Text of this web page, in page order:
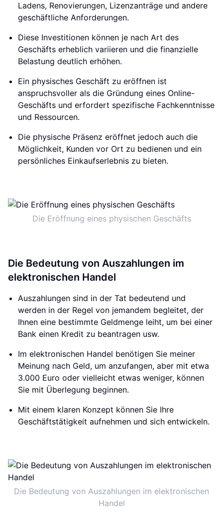
Ladens, Renovierungen, Lizenzanträge und andere
geschäftliche Anforderungen.
Diese Investitionen können je nach Art des
Geschäfts erheblich variieren und die finanzielle
Belastung deutlich erhöhen.
Ein physisches Geschäft zu eröffnen ist
anspruchsvoller als die Gründung eines Online-
Geschäfts und erfordert spezifische Fachkenntnisse
und Ressourcen.
Die physische Präsenz eröffnet jedoch auch die
Möglichkeit, Kunden vor Ort zu bedienen und ein
persönliches Einkaufserlebnis zu bieten.
Die Eröffnung eines physischen Geschäfts
Die Bedeutung von Auszahlungen im
elektronischen Handel
Auszahlungen sind in der Tat bedeutend und
werden in der Regel von jemandem begleitet, der
Ihnen eine bestimmte Geldmenge leiht, um bei einer
Bank einen Kredit zu beantragen usw.
Im elektronischen Handel benötigen Sie meiner
Meinung nach Geld, um anzufangen, aber mit etwa
3.000 Euro oder vielleicht etwas weniger, können
Sie mit Überlegung beginnen.
Mit einem klaren Konzept können Sie Ihre
Geschäftstätigkeit aufnehmen und sich entwickeln.
Die Bedeutung von Auszahlungen im elektronischen
Handel